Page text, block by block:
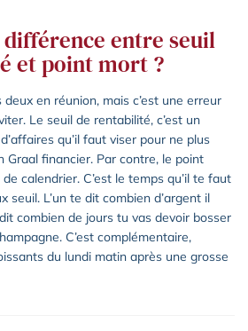
différence entre seuil
et point mort ?
en réunion, mais c’est une erreur
Le seuil de rentabilité, c’est un
qu’il faut viser pour ne plus
Graal financier. Par contre, le point
calendrier. C’est le temps qu’il te faut
seuil. L’un te dit combien d’argent il
combien de jours tu vas devoir bosser
C’est complémentaire,
du lundi matin après une grosse